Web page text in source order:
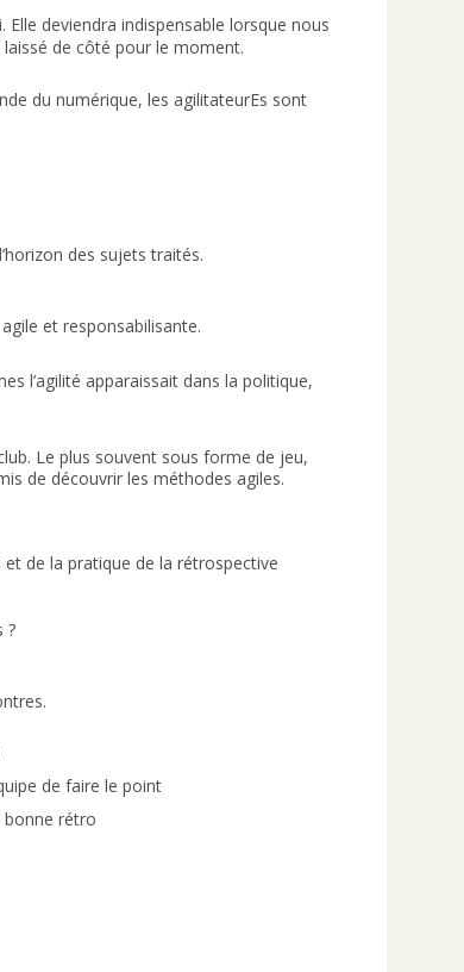
Elle deviendra indispensable lorsque nous
de côté pour le moment.
du numérique, les agilitateurEs sont
des sujets traités.
et responsabilisante.
l’agilité apparaissait dans la politique,
Le plus souvent sous forme de jeu,
de découvrir les méthodes agiles.
de la pratique de la rétrospective
?
de faire le point
bonne rétro